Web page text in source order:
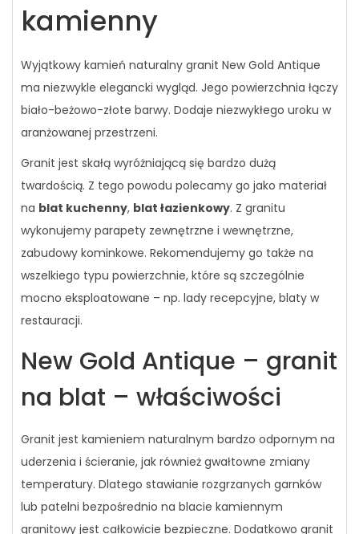
kamienny
Wyjątkowy kamień naturalny granit New Gold Antique
ma niezwykle elegancki wygląd. Jego powierzchnia łączy
biało-beżowo-złote barwy. Dodaje niezwykłego uroku w
aranżowanej przestrzeni.
Granit jest skałą wyróżniającą się bardzo dużą
twardością. Z tego powodu polecamy go jako materiał
na blat kuchenny, blat łazienkowy. Z granitu
wykonujemy parapety zewnętrzne i wewnętrzne,
zabudowy kominkowe. Rekomendujemy go także na
wszelkiego typu powierzchnie, które są szczególnie
mocno eksploatowane – np. lady recepcyjne, blaty w
restauracji.
New Gold Antique – granit
na blat – właściwości
Granit jest kamieniem naturalnym bardzo odpornym na
uderzenia i ścieranie, jak również gwałtowne zmiany
temperatury. Dlatego stawianie rozgrzanych garnków
lub patelni bezpośrednio na blacie kamiennym
granitowy jest całkowicie bezpieczne. Dodatkowo granit